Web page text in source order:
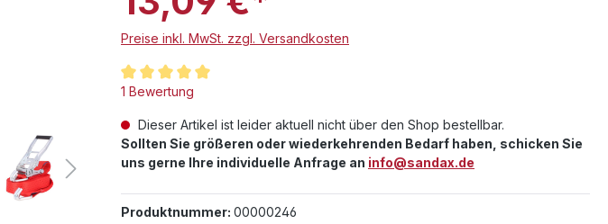
Preise inkl. MwSt. zzgl. Versandkosten
Durchschnittliche Bewertung von 5 von 5 Sternen
1 Bewertung
Dieser Artikel ist leider aktuell nicht über den Shop bestellbar.
Sollten Sie größeren oder wiederkehrenden Bedarf haben, schicken Sie
uns gerne Ihre individuelle Anfrage an info@sandax.de
Produktnummer: 00000246